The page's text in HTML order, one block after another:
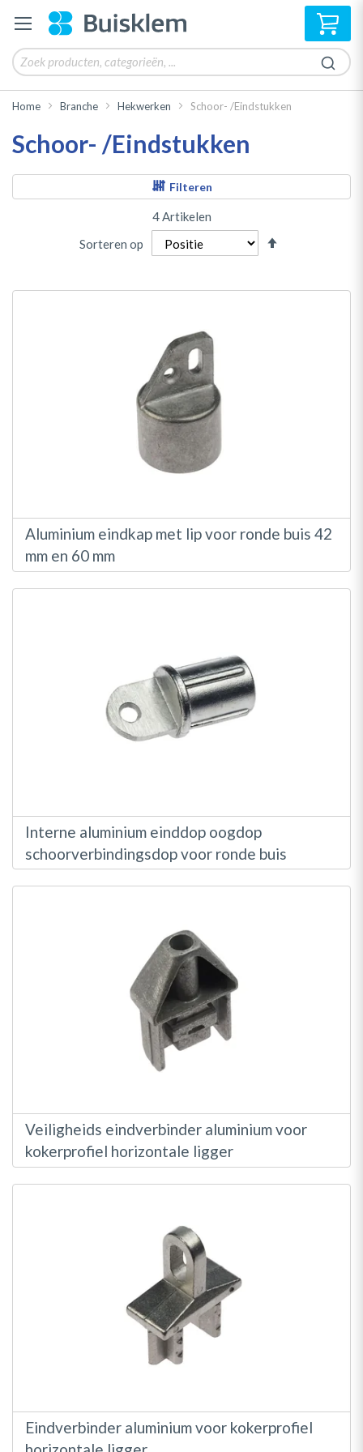
Home Branche Hekwerken Schoor- /Eindstukken
Schoor- /Eindstukken
Filteren
4Artikelen
Sorteren op
laag
Aluminium eindkap met lip voor ronde buis 42
mm en 60 mm
Interne aluminium einddop oogdop
schoorverbindingsdop voor ronde buis
Veiligheids eindverbinder aluminium voor
kokerprofiel horizontale ligger
Eindverbinder aluminium voor kokerprofiel